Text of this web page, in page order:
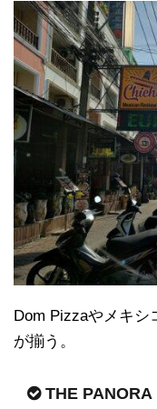
Dom Pizzaやメキシ
が揃う。
THE PANORA